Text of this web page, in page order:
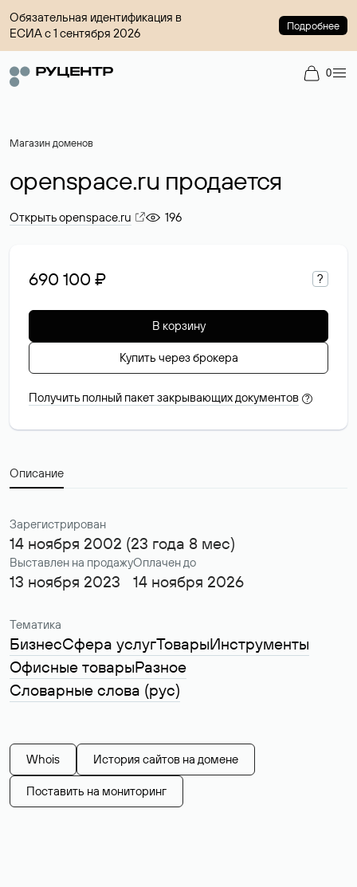
Обязательная идентификация в
ЕСИА с 1 сентября 2026
Подробнее
0
Магазин доменов
openspace.ru продается
Открыть openspace.ru 196
690 100 ₽ ?
В корзину
Купить через брокера
Получить полный пакет закрывающих документов ?
Описание
Зарегистрирован
14 ноября 2002 (23 года 8 мес)
Выставлен на продажу
13 ноября 2023
Оплачен до
14 ноября 2026
Тематика
БизнесСфера услугТоварыИнструменты
Офисные товарыРазное
Словарные слова (рус)
Whois История сайтов на домене
Поставить на мониторинг